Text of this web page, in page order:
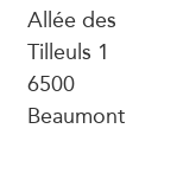
Allée des
Tilleuls 1
6500
Beaumont